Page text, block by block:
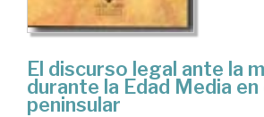
El discurso legal ante la
durante la Edad Media
peninsular